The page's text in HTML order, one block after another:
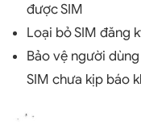
được SIM
Loại bỏ SIM đăng
Bảo vệ người
SIM chưa kịp báo